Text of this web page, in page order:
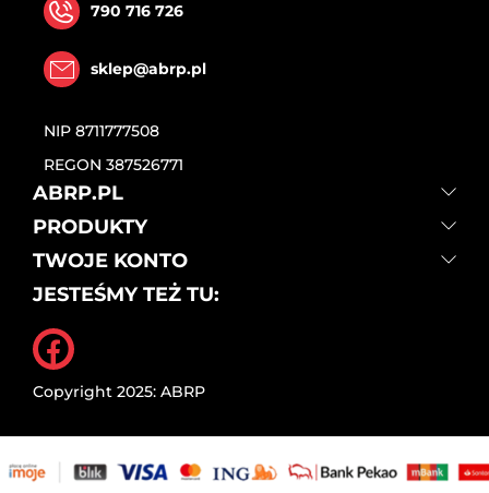
790 716 726
sklep@abrp.pl
NIP 8711777508
REGON 387526771
ABRP.PL
PRODUKTY
TWOJE KONTO
JESTEŚMY TEŻ TU:
Copyright 2025: ABRP